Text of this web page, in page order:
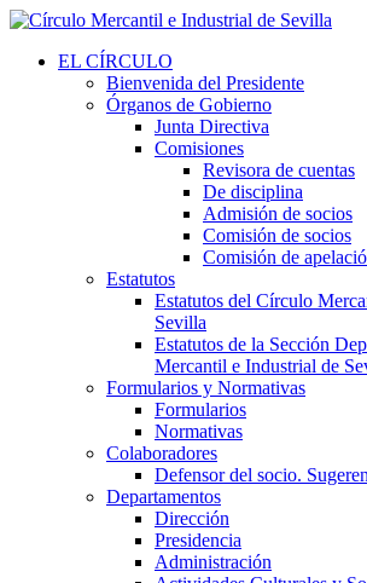
EL CÍRCULO
Bienvenida del Presidente
Órganos de Gobierno
Junta Directiva
Comisiones
Revisora de cuentas
De disciplina
Admisión de socios
Comisión de socios
Comisión de
Estatutos
Estatutos del Círculo
Sevilla
Estatutos de la Sección
Mercantil e Industrial de
Formularios y Normativas
Formularios
Normativas
Colaboradores
Defensor del socio.
Departamentos
Dirección
Presidencia
Administración